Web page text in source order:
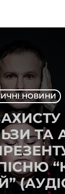
НОВИНИ
ТА